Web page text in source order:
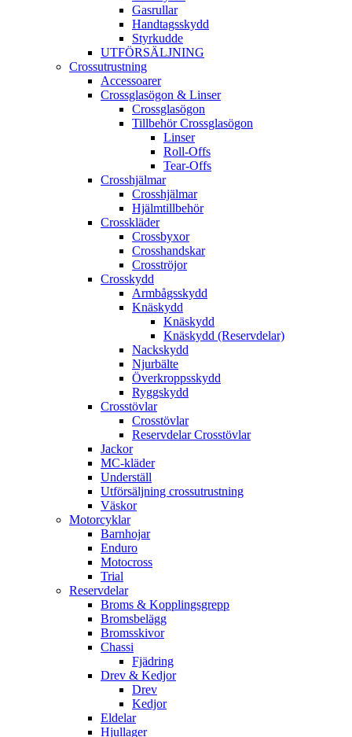
Gasrullar
Handtagsskydd
Styrkudde
UTFÖRSÄLJNING
Crossutrustning
Accessoarer
Crossglasögon & Linser
Crossglasögon
Tillbehör Crossglasögon
Linser
Roll-Offs
Tear-Offs
Crosshjälmar
Crosshjälmar
Hjälmtillbehör
Crosskläder
Crossbyxor
Crosshandskar
Crosströjor
Crosskydd
Armbågsskydd
Knäskydd
Knäskydd
Knäskydd (Reservdelar)
Nackskydd
Njurbälte
Överkroppsskydd
Ryggskydd
Crosstövlar
Crosstövlar
Reservdelar Crosstövlar
Jackor
MC-kläder
Underställ
Utförsäljning crossutrustning
Väskor
Motorcyklar
Barnhojar
Enduro
Motocross
Trial
Reservdelar
Broms & Kopplingsgrepp
Bromsbelägg
Bromsskivor
Chassi
Fjädring
Drev & Kedjor
Drev
Kedjor
Eldelar
Hjullager